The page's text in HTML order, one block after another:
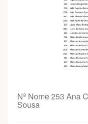
Nº Nome 253 Ana
Sousa